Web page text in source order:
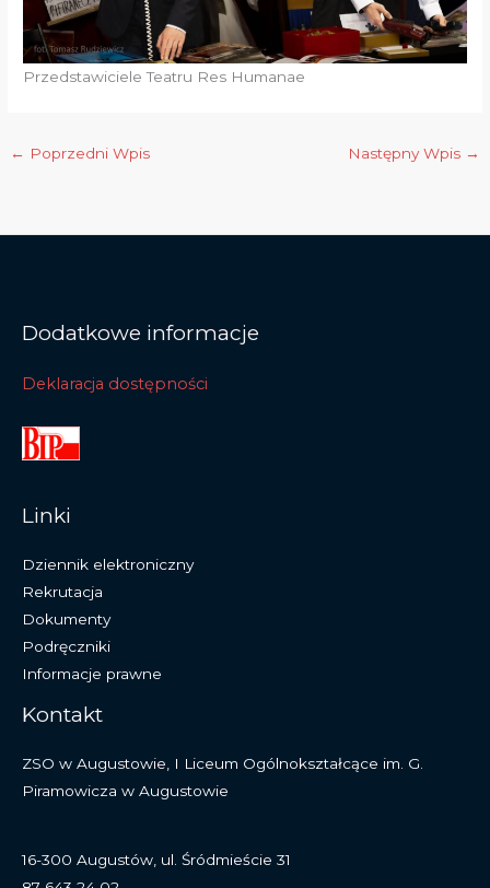
Przedstawiciele Teatru Res Humanae
← Poprzedni Wpis Następny Wpis →
Dodatkowe informacje
Deklaracja dostępności
Linki
Dziennik elektroniczny
Rekrutacja
Dokumenty
Podręczniki
Informacje prawne
Kontakt
ZSO w Augustowie, I Liceum Ogólnokształcące im. G.
Piramowicza w Augustowie
16-300 Augustów, ul. Śródmieście 31